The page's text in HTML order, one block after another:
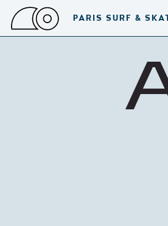
PARIS SURF &